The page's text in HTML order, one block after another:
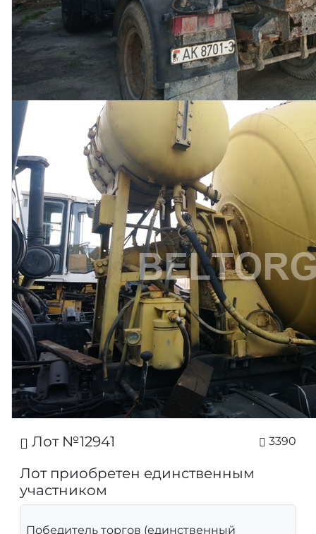
Лот №12941 3390
Лот приобретен единственным
участником
Победитель торгов (единственный